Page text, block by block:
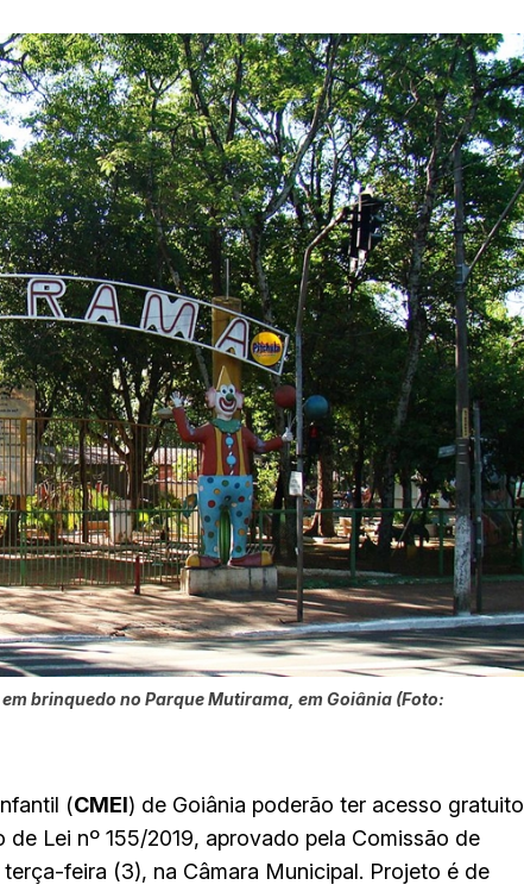
brinquedo no Parque Mutirama, em Goiânia (Foto:
(CMEI) de Goiânia poderão ter acesso gratuito
de Lei nº 155/2019, aprovado pela Comissão de
feira (3), na Câmara Municipal. Projeto é de